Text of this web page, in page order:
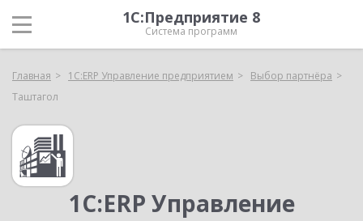
1С:Предприятие 8
Система программ
Главная 1С:ERP Управление предприятием
Выбор партнёра
Таштагол
1С:ERP Управление